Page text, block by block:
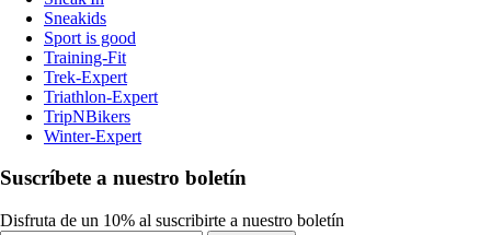
Sneakids
Sport is good
Training-Fit
Trek-Expert
Triathlon-Expert
TripNBikers
Winter-Expert
Suscríbete a nuestro boletín
Disfruta de un 10% al suscribirte a nuestro boletín